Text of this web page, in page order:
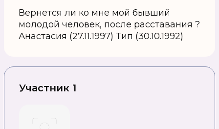
Вернется ли ко мне мой бывший
молодой человек, после расставания ?
Анастасия (27.11.1997) Тип (30.10.1992)
Участник 1